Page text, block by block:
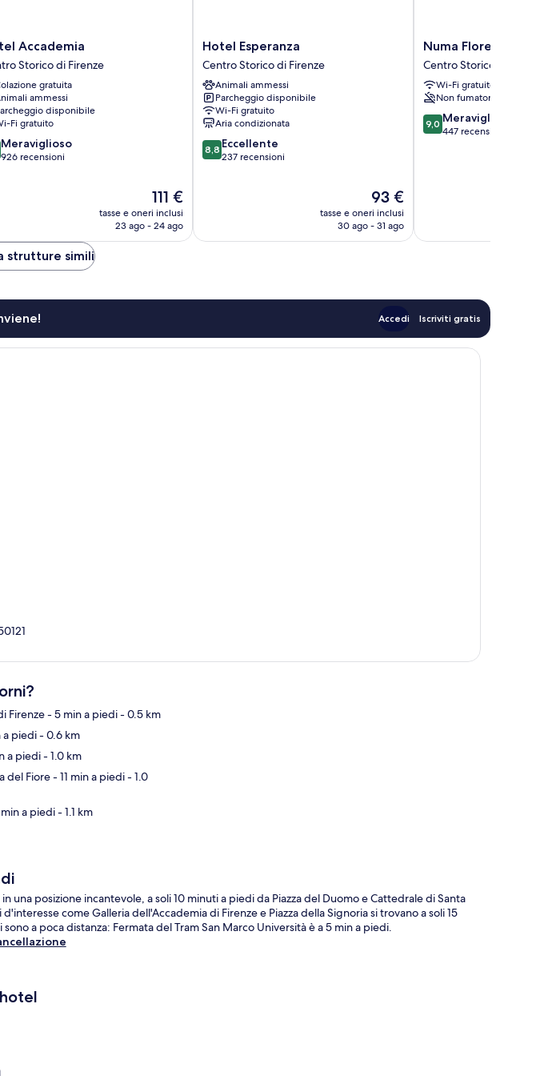
Accademia
Storico di Firenze
gratuita
ammessi
disponibile
Fi gratuito
Meraviglioso
926 recensioni
Il
prezzo
attuale
111 €
tasse e oneri inclusi
23 ago - 24 ago
Hotel
Esperanza
Centro
Storico
di
Firenze
Hotel Esperanza
Centro Storico di Firenze
Animali ammessi
Parcheggio disponibile
Wi-Fi gratuito
Aria condizionata
8.8
su
8,8 Eccellente
237 recensioni
Il
prezzo
attuale
93 €
tasse e oneri inclusi
30 ago - 31 ago
Numa
Florence
Rodo
Centro
Storico
di
Firenze
Numa Florence Rodo
Centro Storico di Firenze
Wi-Fi gratuito
Non fumatori
9.0
su
9,0 Meraviglioso
447 recensioni
strutture simili
Accedi Iscriviti gratis
Firenze- 5 min a piedi- 0.5 km
a piedi- 0.6 km
a piedi- 1.0 km
del Fiore- 11 min a piedi- 1.0
a piedi- 1.1 km
una posizione incantevole, a soli 10 minuti a piedi da Piazza del Duomo e Cattedrale di Santa
come Galleria dell'Accademia di Firenze e Piazza della Signoria si trovano a soli 15
a poca distanza: Fermata del Tram San Marco Università è a 5 min a piedi.